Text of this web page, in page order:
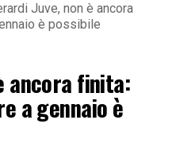
Juve, non è ancora
è possibile
ancora finita:
a gennaio è